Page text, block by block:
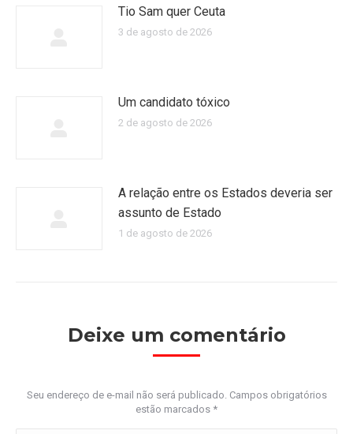
Tio Sam quer Ceuta
3 de agosto de 2026
Um candidato tóxico
2 de agosto de 2026
A relação entre os Estados deveria ser
assunto de Estado
1 de agosto de 2026
Deixe um comentário
Seu endereço de e-mail não será publicado. Campos obrigatórios
estão marcados *